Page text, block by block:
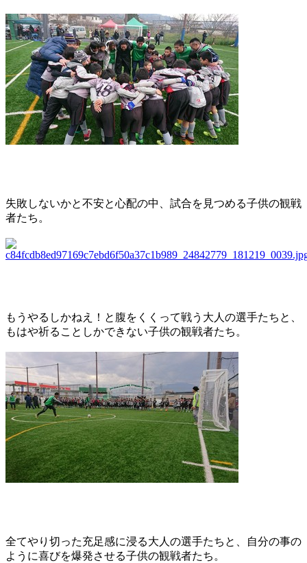
失敗しないかと不安と心配の中、試合を見つめる子供の観戦
者たち。
もうやるしかねえ！と腹をくくって戦う大人の選手たちと、
もはや祈ることしかできない子供の観戦者たち。
全てやり切った充足感に浸る大人の選手たちと、自分の事の
ように喜びを爆発させる子供の観戦者たち。